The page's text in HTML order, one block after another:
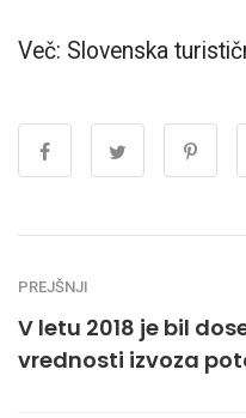
Več: Slovenska
PREJŠNJI
V letu 2018 je bil
vrednosti izvoza